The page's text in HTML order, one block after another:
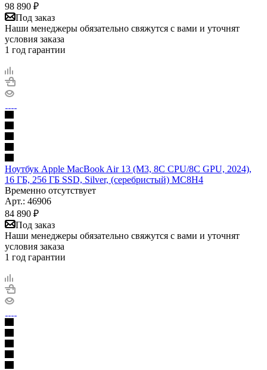
98 890 ₽
Под заказ
Наши менеджеры обязательно свяжутся с вами и уточнят
условия заказа
1 год гарантии
Ноутбук Apple MacBook Air 13 (M3, 8C CPU/8C GPU, 2024),
16 ГБ, 256 ГБ SSD, Silver, (серебристый) MC8H4
Временно отсутствует
Арт.: 46906
84 890 ₽
Под заказ
Наши менеджеры обязательно свяжутся с вами и уточнят
условия заказа
1 год гарантии